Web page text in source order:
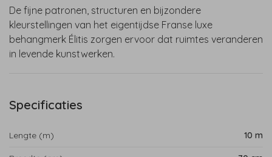
De fijne patronen, structuren en bijzondere
kleurstellingen van het eigentijdse Franse luxe
behangmerk Élitis zorgen ervoor dat ruimtes veranderen
in levende kunstwerken.
Specificaties
Lengte (m) 10 m